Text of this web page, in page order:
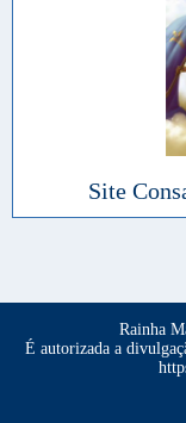
Site
Rainha
É autorizada a